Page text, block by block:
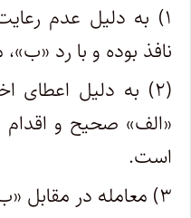
۱) به دلیل عدم
نافذ بوده و با رد
(۲) به دلیل اعطای
«الف» صحیح و
است.
۳) معامله در مقابل «ب» غیر قابل استناد است.